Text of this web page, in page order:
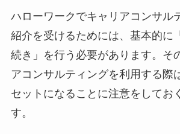
ハローワークでキャリアコンサル
紹介を受けるためには、基本的に
続き」を行う必要があります。そ
アコンサルティングを利用する際
セットになることに注意をしてお
す。